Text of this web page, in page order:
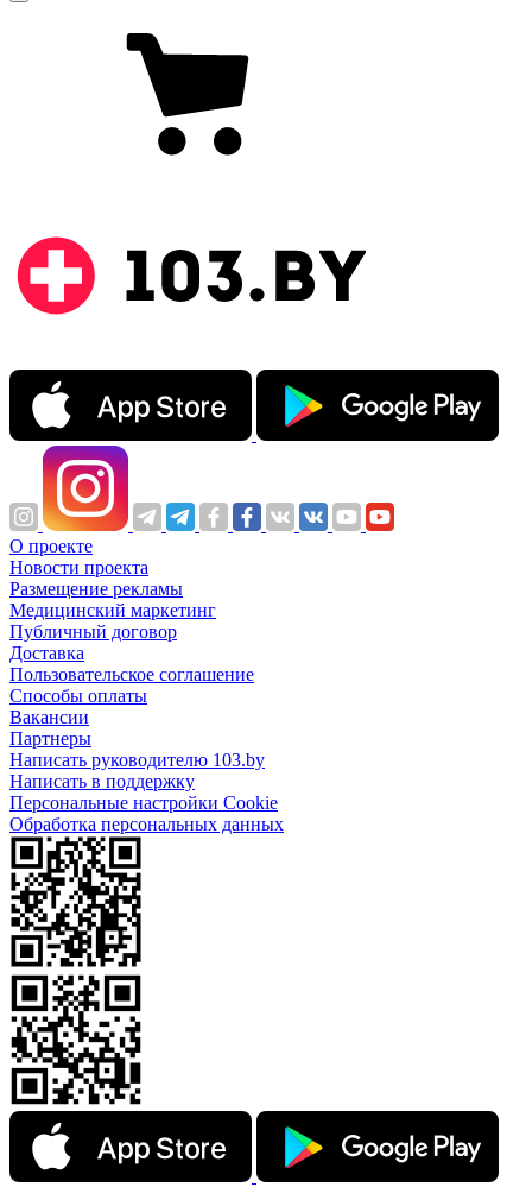
О проекте
Новости проекта
Размещение рекламы
Медицинский маркетинг
Публичный договор
Доставка
Пользовательское соглашение
Способы оплаты
Вакансии
Партнеры
Написать руководителю 103.by
Написать в поддержку
Персональные настройки Cookie
Обработка персональных данных